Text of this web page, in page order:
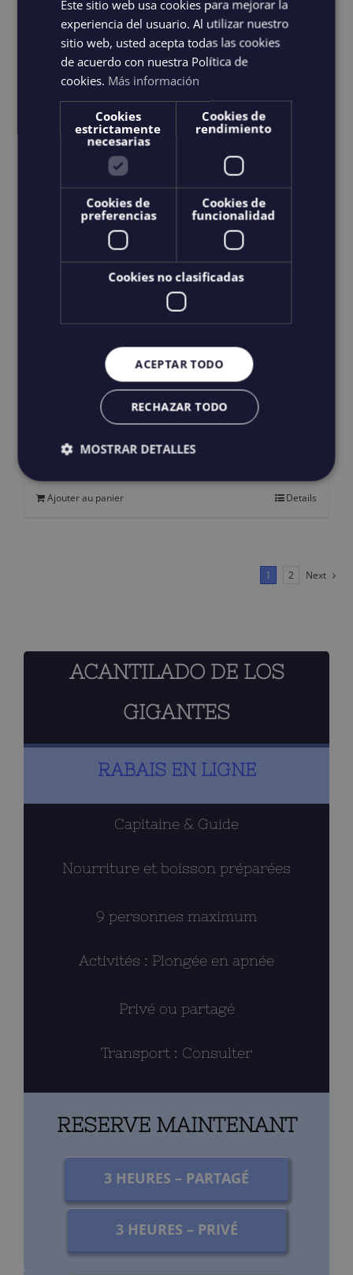
Choix des options
produit
a
plusieurs
variations.
Les
options
peuvent
être
choisies
sur
page
du
produit
Details
Salt water Revivals
Ajouter au panier Details
1 2 Next
ACANTILADO DE LOS
GIGANTES
RABAIS EN LIGNE
Capitaine & Guide
Nourriture et boisson préparées
9 personnes maximum
Activités : Plongée en apnée
Privé ou partagé
Transport : Consulter
RESERVE MAINTENANT
3 HEURES – PARTAGÉ
3 HEURES – PRIVÉ
Este sitio web usa cookies para mejorar la
experiencia del usuario. Al utilizar nuestro
sitio web, usted acepta todas las cookies
de acuerdo con nuestra Política de
cookies. Más información
Cookies
estrictamente
necesarias
Cookies de
rendimiento
Cookies de
preferencias
Cookies de
funcionalidad
Cookies no clasificadas
ACEPTAR TODO
RECHAZAR TODO
MOSTRAR DETALLES